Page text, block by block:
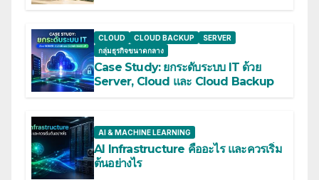
CLOUD CLOUD BACKUP
SERVER
กลุ่มธุรกิจขนาดกลาง
Case Study: ยกระดับระบบ IT ด้วย
Server, Cloud และ Cloud Backup
AI & MACHINE LEARNING
AI Infrastructure คืออะไร และควรเริ่ม
ต้นอย่างไร